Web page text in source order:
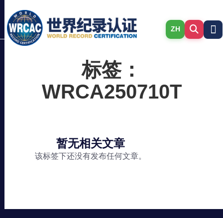
ZH
标签：
WRCA250710T
暂无相关文章
该标签下还没有发布任何文章。